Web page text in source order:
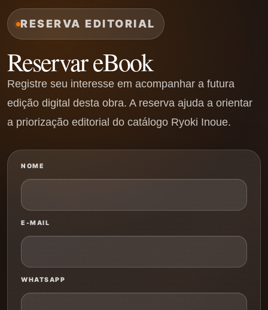
RESERVA EDITORIAL
Reservar eBook
Registre seu interesse em acompanhar a futura
edição digital desta obra. A reserva ajuda a orientar
a priorização editorial do catálogo Ryoki Inoue.
NOME
E-MAIL
WHATSAPP